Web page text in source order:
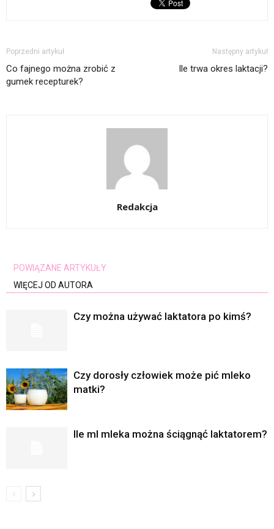
Poprzedni artykuł
Co fajnego można zrobić z
gumek recepturek?
Następny artykuł
Ile trwa okres laktacji?
Redakcja
POWIĄZANE ARTYKUŁY
WIĘCEJ OD AUTORA
Czy można używać laktatora po kimś?
Czy dorosły człowiek może pić mleko
matki?
Ile ml mleka można ściągnąć laktatorem?